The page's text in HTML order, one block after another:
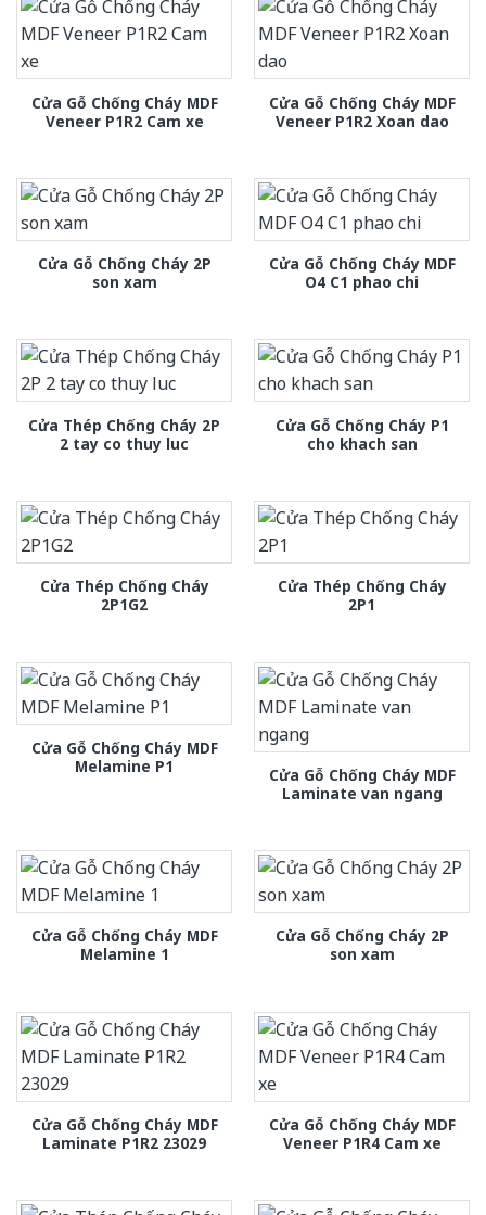
Cửa Gỗ Chống Cháy MDF
Veneer P1R2 Cam xe
Cửa Gỗ Chống Cháy MDF
Veneer P1R2 Xoan dao
Cửa Gỗ Chống Cháy 2P
son xam
Cửa Gỗ Chống Cháy MDF
O4 C1 phao chi
Cửa Thép Chống Cháy 2P
2 tay co thuy luc
Cửa Gỗ Chống Cháy P1
cho khach san
Cửa Thép Chống Cháy
2P1G2
Cửa Thép Chống Cháy
2P1
Cửa Gỗ Chống Cháy MDF
Melamine P1
Cửa Gỗ Chống Cháy MDF
Laminate van ngang
Cửa Gỗ Chống Cháy MDF
Melamine 1
Cửa Gỗ Chống Cháy 2P
son xam
Cửa Gỗ Chống Cháy MDF
Laminate P1R2 23029
Cửa Gỗ Chống Cháy MDF
Veneer P1R4 Cam xe